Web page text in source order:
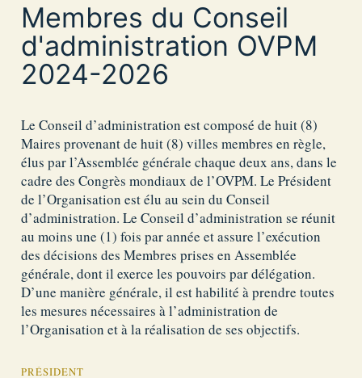
Membres du Conseil
d'administration OVPM
2024-2026
Le Conseil d’administration est composé de huit (8)
Maires provenant de huit (8) villes membres en règle,
élus par l’Assemblée générale chaque deux ans, dans le
cadre des Congrès mondiaux de l’OVPM. Le Président
de l’Organisation est élu au sein du Conseil
d’administration. Le Conseil d’administration se réunit
au moins une (1) fois par année et assure l’exécution
des décisions des Membres prises en Assemblée
générale, dont il exerce les pouvoirs par délégation.
D’une manière générale, il est habilité à prendre toutes
les mesures nécessaires à l’administration de
l’Organisation et à la réalisation de ses objectifs.
PRÉSIDENT